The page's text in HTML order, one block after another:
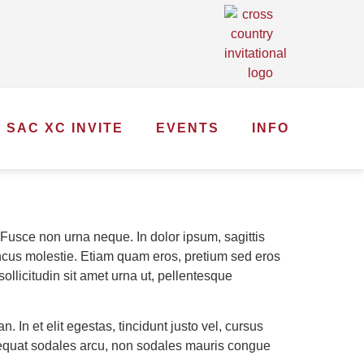
SAC XC INVITE EVENTS INFO
non urna neque. In dolor ipsum, sagittis
molestie. Etiam quam eros, pretium sed eros
sit amet urna ut, pellentesque
In et elit egestas, tincidunt justo vel, cursus
sodales arcu, non sodales mauris congue